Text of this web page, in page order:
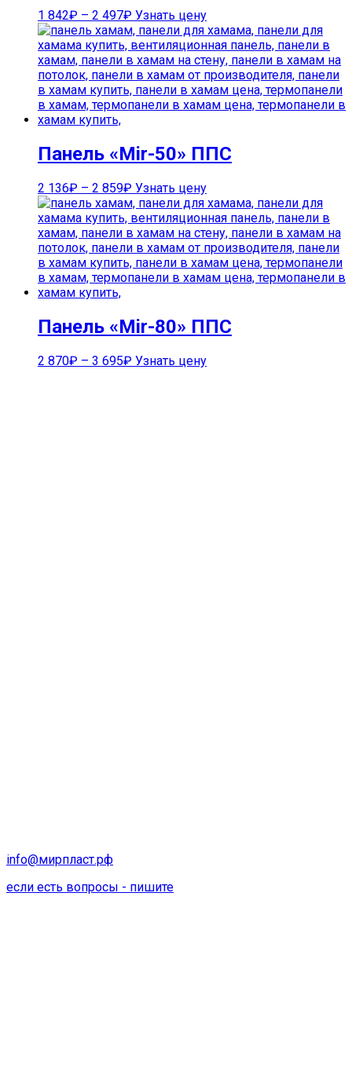
1 842₽ – 2 497₽ Узнать цену
Панель «Mir-50» ППС
2 136₽ – 2 859₽ Узнать цену
Панель «Mir-80» ППС
2 870₽ – 3 695₽ Узнать цену
info@мирпласт.рф
если есть вопросы - пишите